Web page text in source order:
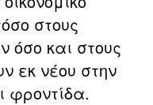
στους
όσο και στους
εκ νέου στην
φροντίδα.